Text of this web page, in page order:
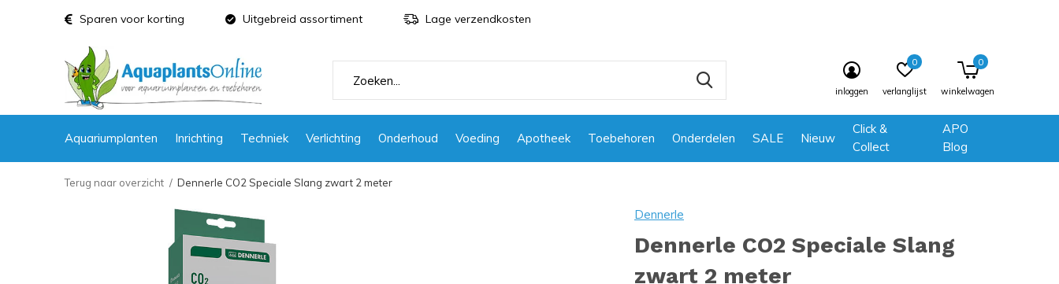
Aquariumplanten Inrichting Techniek Verlichting Onderhoud Voeding Apotheek Toebehoren Onderdelen SALE Nieuw
Click &
Collect
APO
Blog
inloggen verlanglijst
0
winkelwagen
0
Sparen voor korting Uitgebreid assortiment Lage verzendkosten
Terug naar overzicht Dennerle CO2 Speciale Slang zwart 2 meter
Dennerle
Dennerle CO2 Speciale Slang
zwart 2 meter